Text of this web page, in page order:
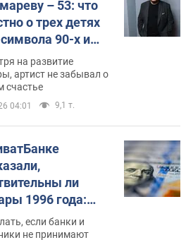
– 53: что
о трех детях
90-х и
выглядят
на развитие
артист не забывал о
счастье
04:01 9,1 т.
ли
1996 года:
ли
и банки
если банки и
не принимают